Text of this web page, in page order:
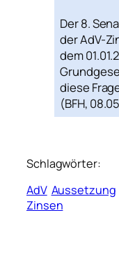
Der 8.
der AdV-
dem
diese
(BFH,
Schlagwörter:
AdV Aussetzung
Zinsen